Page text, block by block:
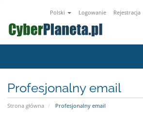
Polski Logowanie Rejestracja
Profesjonalny email
Strona główna Profesjonalny email